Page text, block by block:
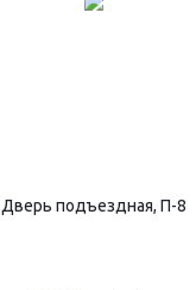
Дверь подъездная, П-8